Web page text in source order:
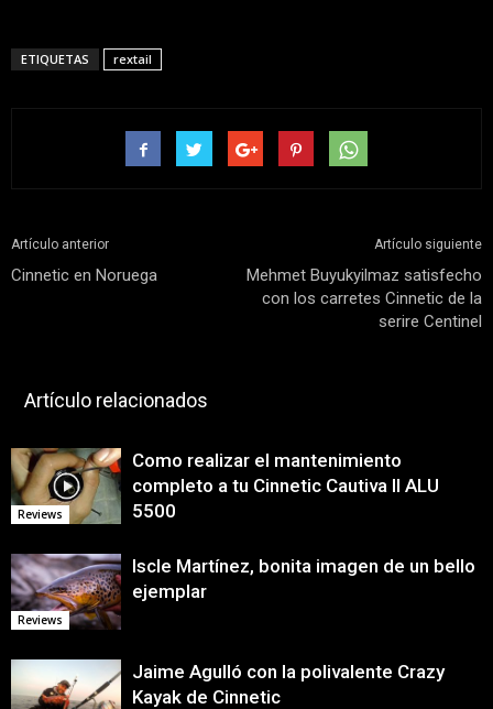
ETIQUETAS rextail
Artículo anterior
Cinnetic en Noruega
Artículo siguiente
Mehmet Buyukyilmaz satisfecho
con los carretes Cinnetic de la
serire Centinel
Artículo relacionados
Reviews
Como realizar el mantenimiento
completo a tu Cinnetic Cautiva II ALU
5500
Reviews
Iscle Martínez, bonita imagen de un bello
ejemplar
Jaime Agulló con la polivalente Crazy
Kayak de Cinnetic